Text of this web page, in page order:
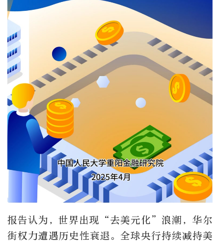
报告认为，世界出现“去美元化”浪潮，华尔
街权力遭遇历史性衰退。全球央行持续减持美